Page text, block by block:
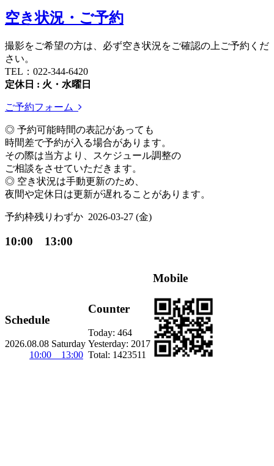
空き状況・ご予約
撮影をご希望の方は、必ず空き状況をご確認の上ご予約くだ
さい。
TEL：022-344-6420
定休日 : 火・水曜日
ご予約フォーム
◎ 予約可能時間の表記があっても
時間差で予約が入る場合があります。
その際は当方より、スケジュール調整の
ご相談をさせていただきます。
◎ 空き状況は手動更新のため、
夜間や定休日は更新が遅れることがあります。
予約枠残りわずか 2026-03-27 (金)
10:00 13:00
Schedule
2026.08.08 Saturday
10:00 13:00
Counter
Today: 464
Yesterday: 2017
Total: 1423511
Mobile